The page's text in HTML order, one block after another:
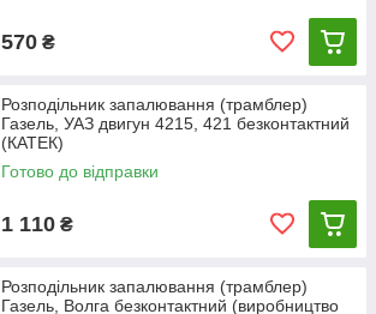
570 ₴
Розподільник запалювання (трамблер)
Газель, УАЗ двигун 4215, 421 безконтактний
(КАТЕК)
Готово до відправки
1 110 ₴
Розподільник запалювання (трамблер)
Газель, Волга безконтактний (виробництво